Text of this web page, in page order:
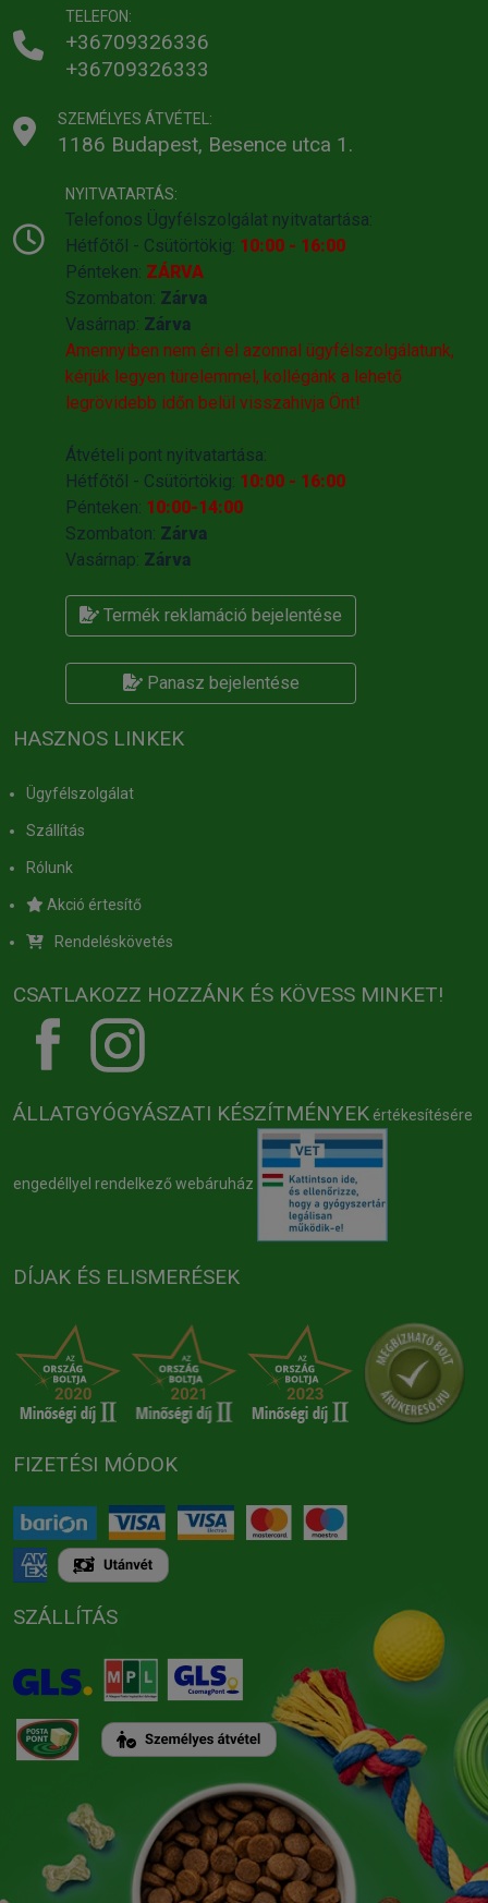
TELEFON:
+36709326336
+36709326333
SZEMÉLYES ÁTVÉTEL:
1186 Budapest, Besence utca 1.
NYITVATARTÁS:
Telefonos Ügyfélszolgálat nyitvatartása:
Hétfőtől - Csütörtökig: 10:00 - 16:00
Pénteken: ZÁRVA
Szombaton: Zárva
Vasárnap: Zárva
Amennyiben nem éri el azonnal ügyfélszolgálatunk,
kérjük legyen türelemmel, kollégánk a lehető
legrövidebb időn belül visszahivja Önt!
Átvételi pont nyitvatartása:
Hétfőtől - Csütörtökig: 10:00 - 16:00
Pénteken: 10:00-14:00
Szombaton: Zárva
Vasárnap: Zárva
Termék reklamáció bejelentése
Panasz bejelentése
HASZNOS LINKEK
Ügyfélszolgálat
Szállítás
Rólunk
Akció értesítő
Rendeléskövetés
CSATLAKOZZ HOZZÁNK ÉS KÖVESS MINKET!
ÁLLATGYÓGYÁSZATI KÉSZÍTMÉNYEK értékesítésére
engedéllyel rendelkező webáruház
DÍJAK ÉS ELISMERÉSEK
FIZETÉSI MÓDOK
SZÁLLÍTÁS